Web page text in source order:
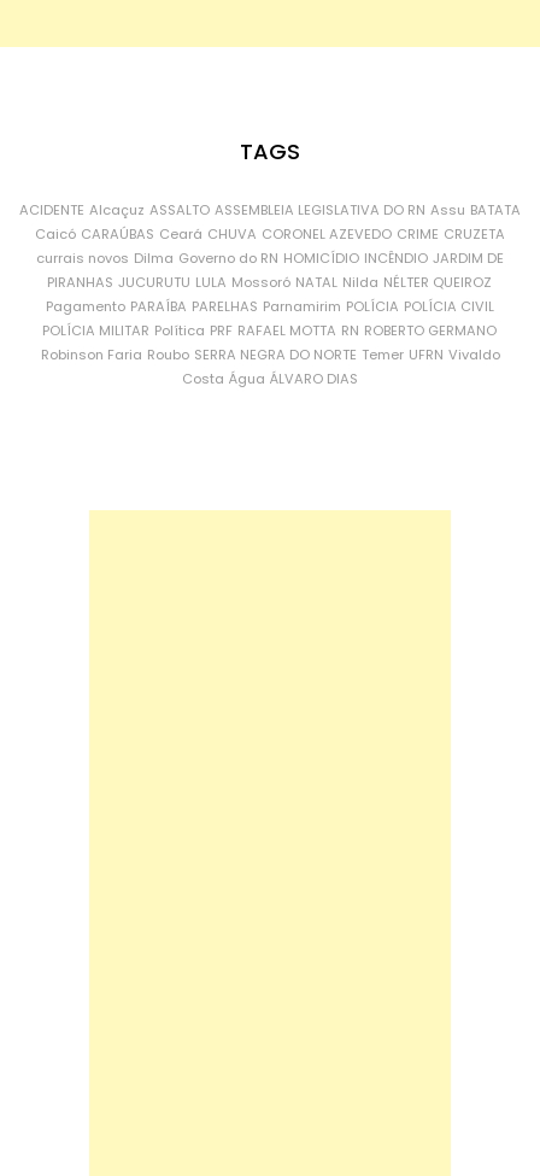
TAGS
ACIDENTE Alcaçuz ASSALTO ASSEMBLEIA LEGISLATIVA DO RN Assu BATATA
Caicó CARAÚBAS Ceará CHUVA CORONEL AZEVEDO CRIME CRUZETA
currais novos Dilma Governo do RN HOMICÍDIO INCÊNDIO JARDIM DE
PIRANHAS JUCURUTU LULA Mossoró NATAL Nilda NÉLTER QUEIROZ
Pagamento PARAÍBA PARELHAS Parnamirim POLÍCIA POLÍCIA CIVIL
POLÍCIA MILITAR Política PRF RAFAEL MOTTA RN ROBERTO GERMANO
Robinson Faria Roubo SERRA NEGRA DO NORTE Temer UFRN Vivaldo
Costa Água ÁLVARO DIAS